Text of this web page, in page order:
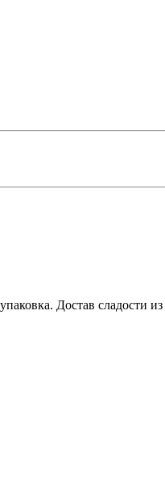
Достав